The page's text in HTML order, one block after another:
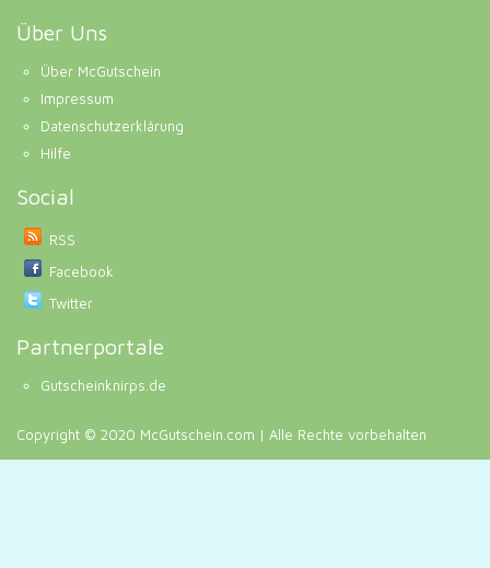
Über Uns
Über McGutschein
Impressum
Datenschutzerklärung
Hilfe
Social
RSS
Facebook
Twitter
Partnerportale
Gutscheinknirps.de
Copyright © 2020 McGutschein.com | Alle Rechte vorbehalten